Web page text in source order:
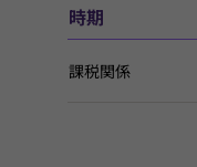
時期
課税関係